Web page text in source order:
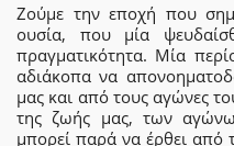
Ζούμε την εποχή που
ουσία, που μία
πραγματικότητα. Μία
αδιάκοπα να
μας και από τους αγώνες
της ζωής μας, των
μπορεί παρά να έρθει από